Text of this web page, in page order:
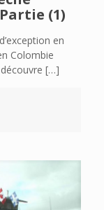
(1)
en
Colombie
[…]